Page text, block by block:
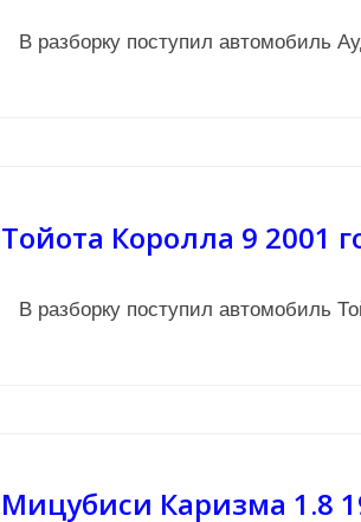
В разборку поступил автомобиль
Тойота Королла 9 2001
В разборку поступил автомобиль
Мицубиси Каризма 1.8